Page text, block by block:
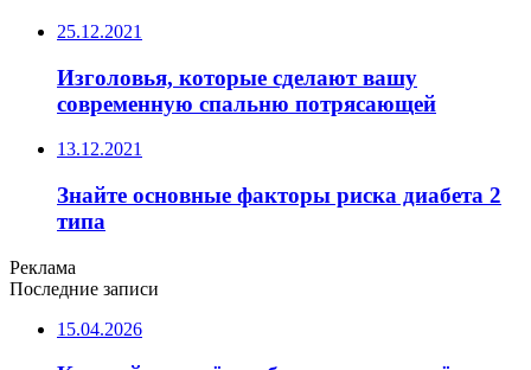
25.12.2021
Изголовья, которые сделают вашу
современную спальню потрясающей
13.12.2021
Знайте основные факторы риска диабета 2
типа
Реклама
Последние записи
15.04.2026